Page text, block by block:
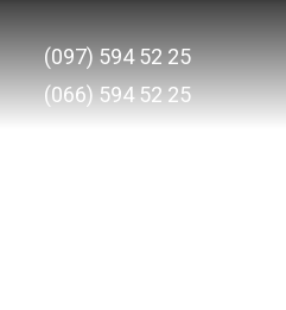
(097) 594 52 25
(066) 594 52 25